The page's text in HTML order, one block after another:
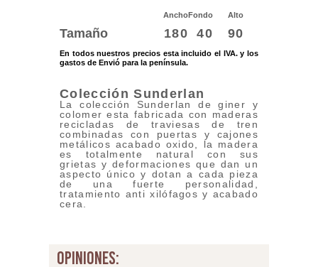
AnchoFondo Alto
Tamaño 180 40 90
En todos nuestros precios esta incluido el IVA. y los
gastos de Envió para la península.
Colección Sunderlan
La colección Sunderlan de giner y
colomer esta fabricada con maderas
recicladas de traviesas de tren
combinadas con puertas y cajones
metálicos acabado oxido, la madera
es totalmente natural con sus
grietas y deformaciones que dan un
aspecto único y dotan a cada pieza
de una fuerte personalidad,
tratamiento anti xilófagos y acabado
cera.
opiniones: